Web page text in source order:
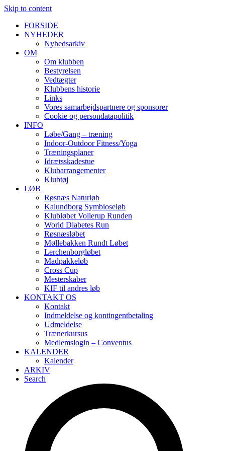
Skip to content
FORSIDE
NYHEDER
Nyhedsarkiv
OM
Om klubben
Bestyrelsen
Vedtægter
Klubbens historie
Links
Vores samarbejdspartnere og sponsorer
Cookie og persondatapolitik
INFO
Løbe/Gang – træning
Indoor-Outdoor Fitness/Yoga
Træningsplaner
Idrætsskadestue
Klubarrangementer
Klubtøj
LØB
Røsnæs Naturløb
Kalundborg Symbioseløb
Klubløbet Vollerup Runden
World Diabetes Run
Røsnæsløbet
Møllebakken Rundt Løbet
Lerchenborgløbet
Madpakkeløb
Cross Cup
Mesterskaber
KIF til andres løb
KONTAKT OS
Kontakt
Indmeldelse og kontingentbetaling
Udmeldelse
Trænerkursus
Medlemslogin – Conventus
KALENDER
Kalender
ARKIV
Search